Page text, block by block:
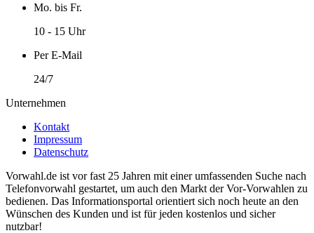
Mo. bis Fr.
10 - 15 Uhr
Per E-Mail
24/7
Unternehmen
Kontakt
Impressum
Datenschutz
Vorwahl.de ist vor fast 25 Jahren mit einer umfassenden Suche nach
Telefonvorwahl gestartet, um auch den Markt der Vor-Vorwahlen zu
bedienen. Das Informationsportal orientiert sich noch heute an den
Wünschen des Kunden und ist für jeden kostenlos und sicher
nutzbar!